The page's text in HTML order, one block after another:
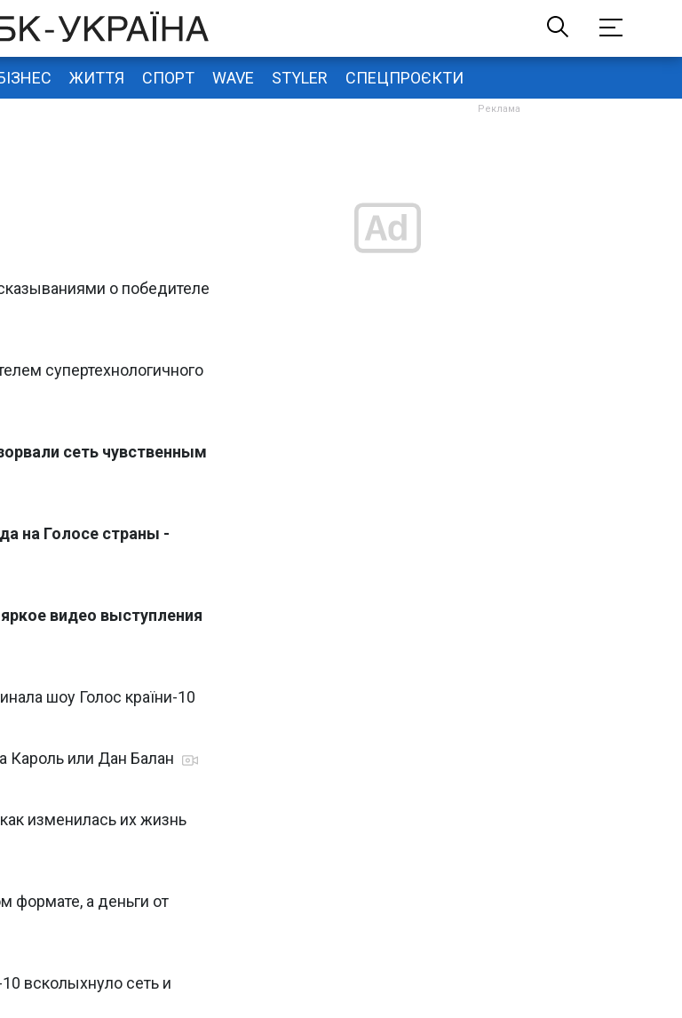
ЖИТТЯ СПОРТ WAVE STYLER СПЕЦПРОЄКТИ
о победителе
супертехнологичного
сеть чувственным
на Голосе страны -
видео выступления
шоу Голос країни-10
Кароль или Дан Балан
изменилась их жизнь
формате, а деньги от
всколыхнуло сеть и